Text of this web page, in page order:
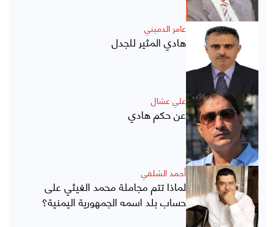
عامر الدميني
هادي المثير للجدل
علي عشال
عن حكم هادي
أحمد الشلفي
لماذا تتم مجاملة محمد الغيثي على
حساب بلد اسمه الجمهورية اليمنية؟